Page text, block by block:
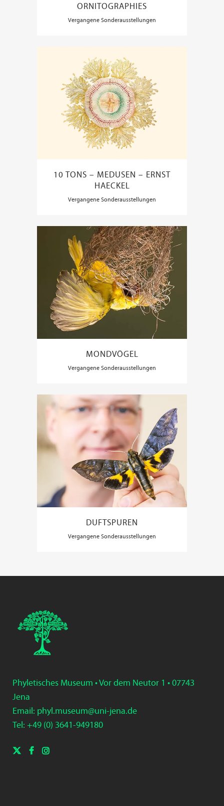
ORNITOGRAPHIES
Vergangene Sonderausstellungen
10 TONS – MEDUSEN – ERNST
HAECKEL
Vergangene Sonderausstellungen
MONDVÖGEL
Vergangene Sonderausstellungen
DUFTSPUREN
Vergangene Sonderausstellungen
Phyletisches Museum • Vor dem Neutor 1 • 07743
Jena
Email: phyl.museum@uni-jena.de
Tel: +49 (0) 3641-949180